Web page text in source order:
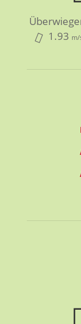
1.93 m/